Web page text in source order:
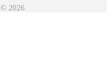
© 2026